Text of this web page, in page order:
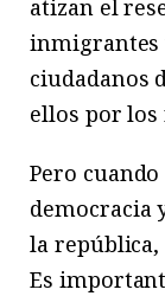
atizan el
inmigrantes
ciudadanos
ellos por los
Pero
democracia
la república,
Es